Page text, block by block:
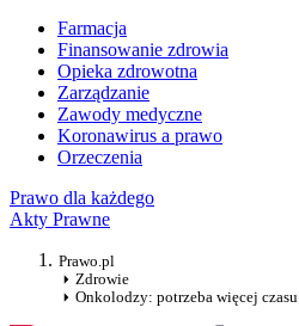
Farmacja
Finansowanie zdrowia
Opieka zdrowotna
Zarządzanie
Zawody medyczne
Koronawirus a prawo
Orzeczenia
Prawo dla każdego
Akty Prawne
Prawo.pl
Zdrowie
Onkolodzy: potrzeba więcej